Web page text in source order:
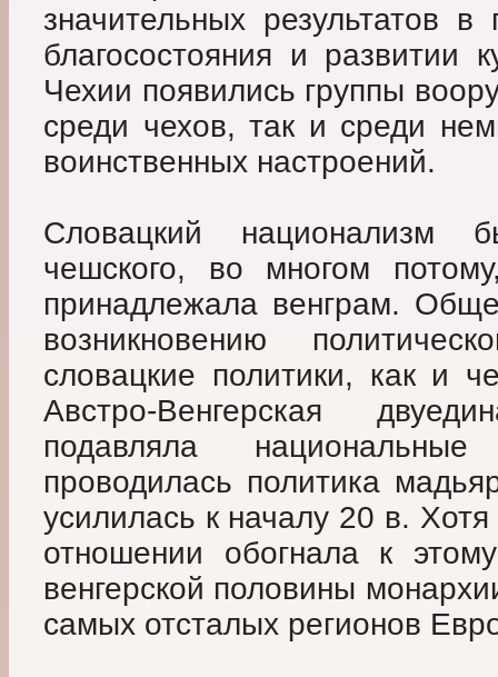
значительных результатов
благосостояния и развитии
Чехии появились группы
среди чехов, так и среди
воинственных настроений.
Словацкий национализм
чешского, во многом
принадлежала венграм.
возникновению
словацкие политики, как и
Австро-Венгерская
подавляла
проводилась политика
усилилась к началу 20 в.
отношении обогнала к
венгерской половины
самых отсталых регионов